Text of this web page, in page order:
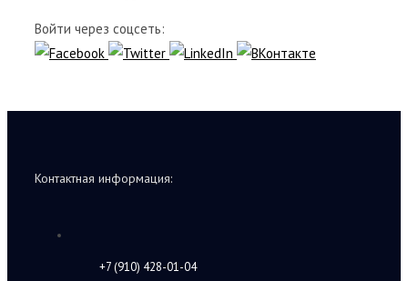
Войти через соцсеть:
Контактная информация:
+7 (910) 428-01-04